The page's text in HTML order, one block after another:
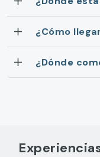
¿Cómo
¿Dónde